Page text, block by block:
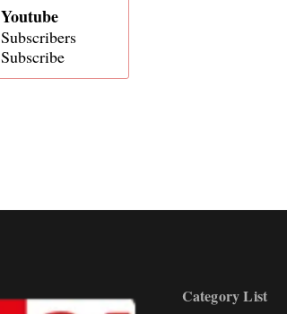
Youtube
Subscribers
Subscribe
Category List